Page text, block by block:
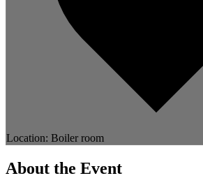
Location: Boiler room
About the Event